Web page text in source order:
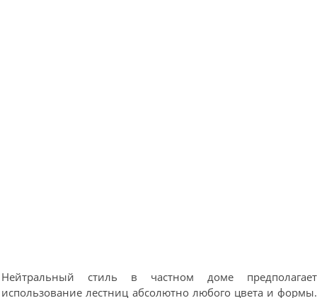
Нейтральный стиль в частном доме предполагает
использование лестниц абсолютно любого цвета и формы.